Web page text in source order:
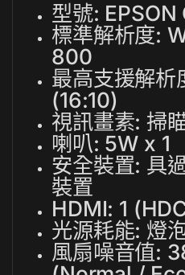
型號: EPSON
標準解析度:
800
最高支援解
(16:10)
視訊畫素: 掃
喇叭: 5W x 1
安全裝置: 具
裝置
HDMI: 1
光源耗能: 燈
風扇噪音值: